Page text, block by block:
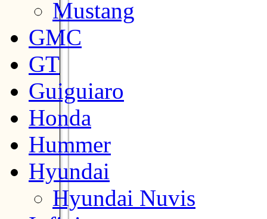
Mustang
GMC
GT
Guiguiaro
Honda
Hummer
Hyundai
Hyundai Nuvis